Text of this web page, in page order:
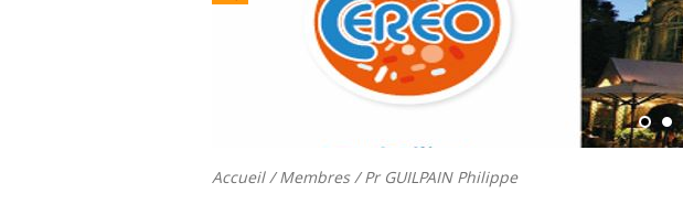
Accueil/Membres/ Pr GUILPAIN Philippe